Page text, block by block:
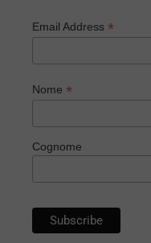
Email Address *
Nome *
Cognome